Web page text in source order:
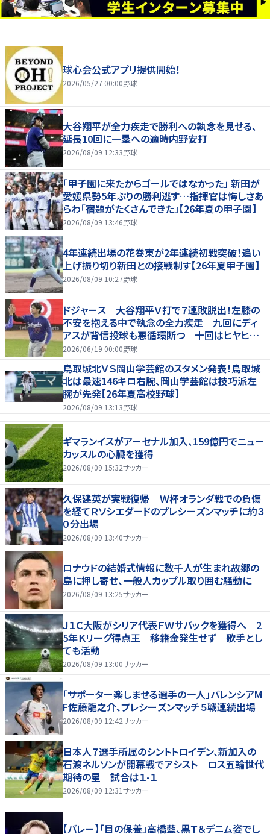
球心会公式アプリ提供開始！
2026/05/27 00:00野球
大谷翔平が全力疾走で勝利への執念を見せる、
延長10回に一塁への適時内野安打
2026/08/09 12:33野球
「甲子園に来たからゴールではなかった」 新田が
愛媛県勢5年ぶりの勝利逃す…指揮官は悔しさあ
らわ「宿題がたくさんできた」【26年夏の甲子園】
2026/08/09 13:46野球
4年連続出場の花巻東が2年連続初戦突破！追い
上げ振り切り新田との接戦制す【26年夏甲子園】
2026/08/09 10:27野球
ドジャース 大谷翔平Ｖ打で７連敗脱出！左膝の
不安を抱える中で執念の全力疾走 九回にディ
アスが背信投球も悪循環断つ 十回はヒヤヒヤ
もリード守る
2026/06/19 00:00野球
鳥取城北ＶＳ岡山学芸館のスタメン発表！鳥取城
北は最速146キロ右腕、岡山学芸館は技巧派左
腕が先発【26年夏高校野球】
2026/08/09 13:13野球
ギマランイスがアーセナル加入、159億円でニュー
カッスルの心臓を獲得
2026/08/09 15:32サッカー
久保建英が実戦復帰 Ｗ杯オランダ戦での負傷
を経てＲソシエダードのプレシーズンマッチに約３
０分出場
2026/08/09 13:40サッカー
ロナウドの結婚式情報に数千人が生まれ故郷の
島に押し寄せ、一般人カップル取り囲む騒動に
2026/08/09 13:25サッカー
Ｊ１Ｃ大阪がシリア代表ＦＷサバックを獲得へ 2
5年Ｋリーグ得点王 移籍金発生せず 歌手とし
ても活動
2026/08/09 13:00サッカー
「サポーター楽しませる選手の一人」バレンシアM
F佐藤龍之介、プレシーズンマッチ５戦連続出場
2026/08/09 12:42サッカー
日本人７選手所属のシントトロイデン、新加入の
石渡ネルソンが開幕戦でアシスト ロス五輪世代
期待の星 試合は１-１
2026/08/09 12:31サッカー
【バレー】「目の保養」高橋藍、黒Ｔ＆デニム姿でし